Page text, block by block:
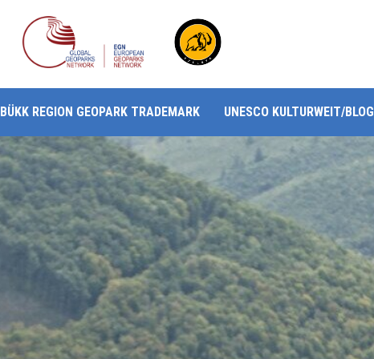
BÜKK REGION GEOPARK TRADEMARK UNESCO KULTURWEIT/BLOG